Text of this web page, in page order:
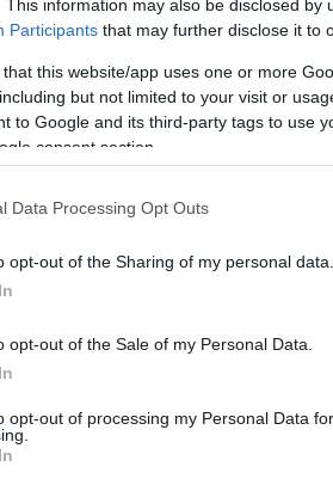
This information may also be disclosed by
Participants that may further disclose it to
that this website/app uses one or more
but not limited to your visit or
to Google and its third-party tags to use
consent section.
Data Processing Opt Outs
opt-out of the Sharing of my personal data.
opt-out of the Sale of my Personal Data.
opt-out of processing my Personal Data
concrete rivolte ai più
che utilizza la pratica della